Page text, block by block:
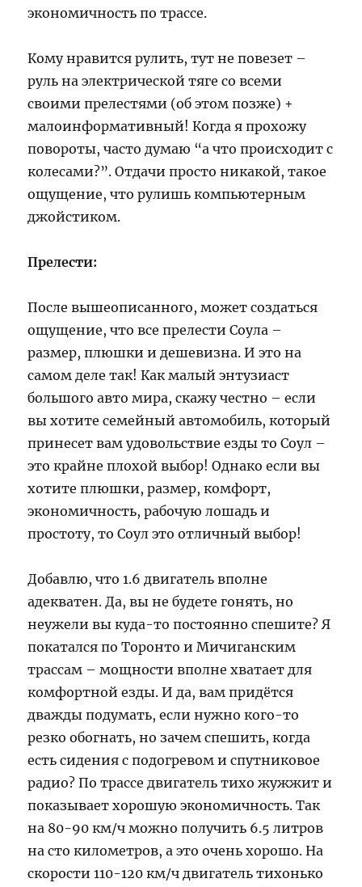
экономичность по трассе.
Кому нравится рулить, тут не повезет –
руль на электрической тяге со всеми
своими прелестями (об этом позже) +
малоинформативный! Когда я прохожу
повороты, часто думаю “а что происходит с
колесами?”. Отдачи просто никакой, такое
ощущение, что рулишь компьютерным
джойстиком.
Прелести:
После вышеописанного, может создаться
ощущение, что все прелести Соула –
размер, плюшки и дешевизна. И это на
самом деле так! Как малый энтузиаст
большого авто мира, скажу честно – если
вы хотите семейный автомобиль, который
принесет вам удовольствие езды то Соул –
это крайне плохой выбор! Однако если вы
хотите плюшки, размер, комфорт,
экономичность, рабочую лошадь и
простоту, то Соул это отличный выбор!
Добавлю, что 1.6 двигатель вполне
адекватен. Да, вы не будете гонять, но
неужели вы куда-то постоянно спешите? Я
покатался по Торонто и Мичиганским
трассам – мощности вполне хватает для
комфортной езды. И да, вам придётся
дважды подумать, если нужно кого-то
резко обогнать, но зачем спешить, когда
есть сидения с подогревом и спутниковое
радио? По трассе двигатель тихо жужжит и
показывает хорошую экономичность. Так
на 80-90 км/ч можно получить 6.5 литров
на сто километров, а это очень хорошо. На
скорости 110-120 км/ч двигатель тихонько